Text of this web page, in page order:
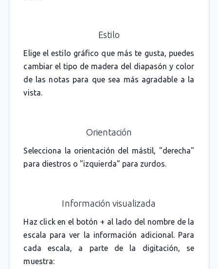
Estilo
Elige el estilo gráfico que más te gusta, puedes
cambiar el tipo de madera del diapasón y color
de las notas para que sea más agradable a la
vista.
Orientación
Selecciona la orientación del mástil, "derecha"
para diestros o "izquierda" para zurdos.
Información visualizada
Haz click en el botón + al lado del nombre de la
escala para ver la información adicional. Para
cada escala, a parte de la digitación, se
muestra: